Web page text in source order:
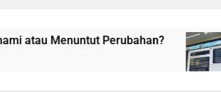
Perubahan?
4